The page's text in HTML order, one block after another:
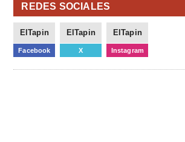
REDES SOCIALES
ElTapin
Facebook
ElTapin
X
ElTapin
Instagram